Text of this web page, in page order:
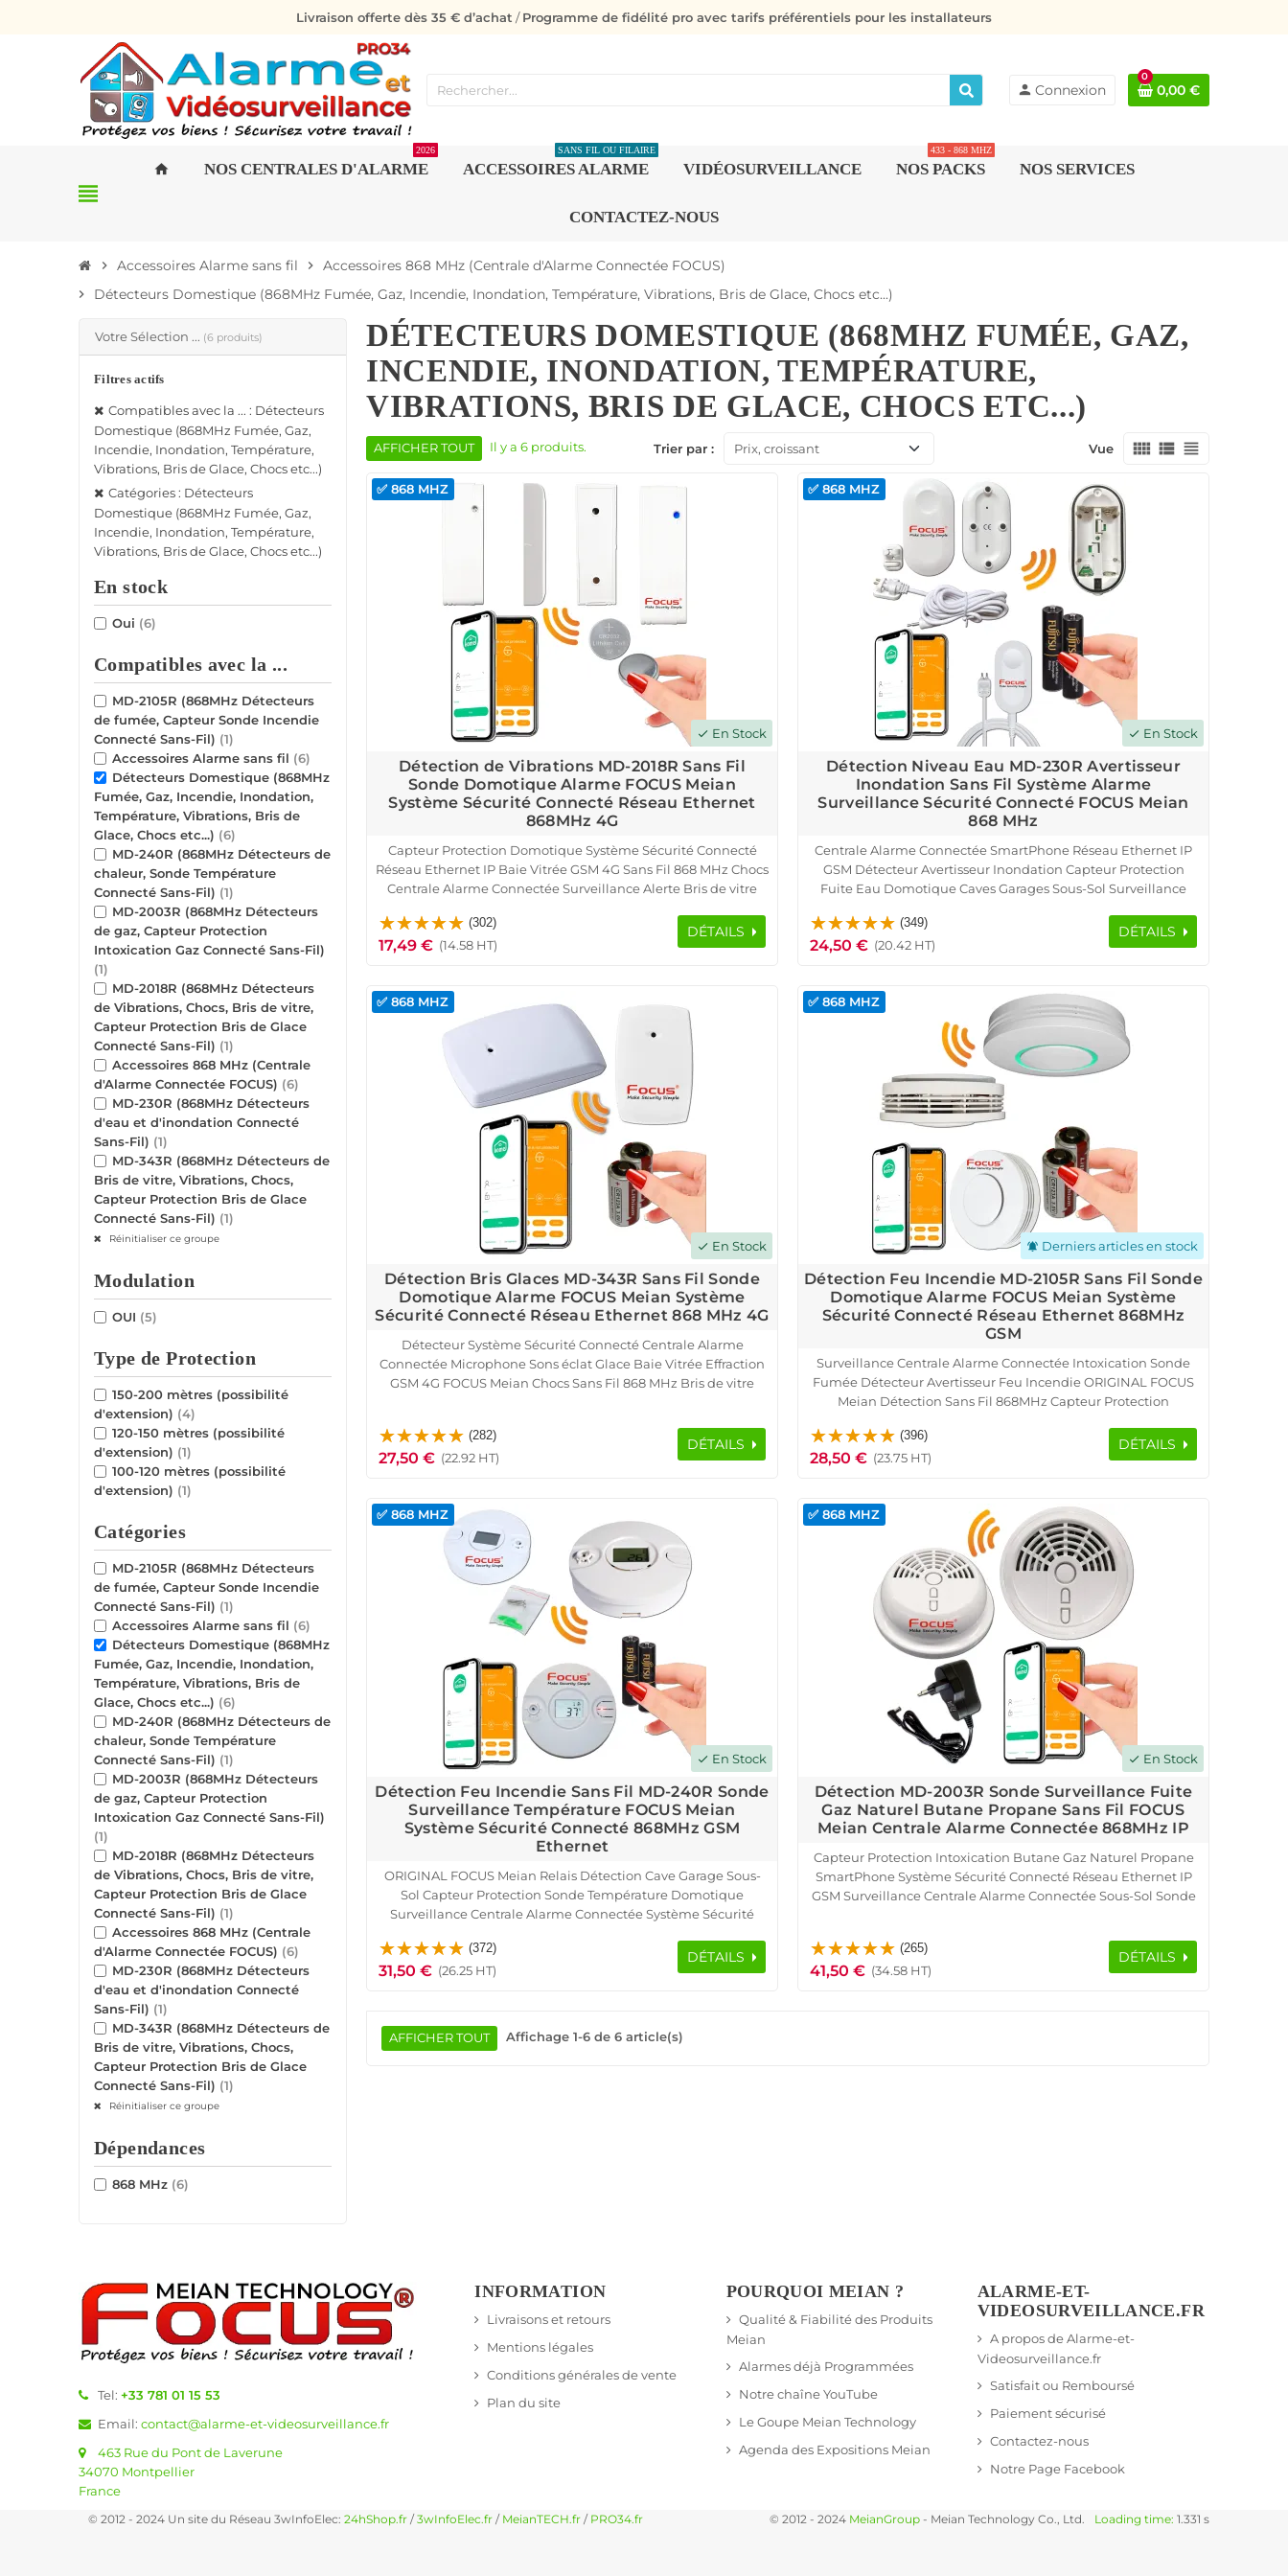
Livraison offerte dès 35 € d’achat /Programme de fidélité pro avec tarifs préférentiels pour les installateurs
person Connexion
0
0,00 €
view_headline
home NOS CENTRALES D'ALARME
2026
ACCESSOIRES ALARME
SANS FIL OU FILAIRE
VIDÉOSURVEILLANCE NOS PACKS
433 - 868 MHZ
NOS SERVICES
CONTACTEZ-NOUS
chevron_right Accessoires Alarme sans fil chevron_right Accessoires 868 MHz (Centrale d'Alarme Connectée FOCUS)
chevron_right Détecteurs Domestique (868MHz Fumée, Gaz, Incendie, Inondation, Température, Vibrations, Bris de Glace, Chocs etc...)
Votre Sélection ... (6 produits)
Filtres actifs
Compatibles avec la ... : Détecteurs
Domestique (868MHz Fumée, Gaz,
Incendie, Inondation, Température,
Vibrations, Bris de Glace, Chocs etc...)
Catégories : Détecteurs
Domestique (868MHz Fumée, Gaz,
Incendie, Inondation, Température,
Vibrations, Bris de Glace, Chocs etc...)
En stock
Oui (6)
Compatibles avec la ...
MD-2105R (868MHz Détecteurs
de fumée, Capteur Sonde Incendie
Connecté Sans-Fil) (1)
Accessoires Alarme sans fil (6)
Détecteurs Domestique (868MHz
Fumée, Gaz, Incendie, Inondation,
Température, Vibrations, Bris de
Glace, Chocs etc...) (6)
MD-240R (868MHz Détecteurs de
chaleur, Sonde Température
Connecté Sans-Fil) (1)
MD-2003R (868MHz Détecteurs
de gaz, Capteur Protection
Intoxication Gaz Connecté Sans-Fil)
(1)
MD-2018R (868MHz Détecteurs
de Vibrations, Chocs, Bris de vitre,
Capteur Protection Bris de Glace
Connecté Sans-Fil) (1)
Accessoires 868 MHz (Centrale
d'Alarme Connectée FOCUS) (6)
MD-230R (868MHz Détecteurs
d'eau et d'inondation Connecté
Sans-Fil) (1)
MD-343R (868MHz Détecteurs de
Bris de vitre, Vibrations, Chocs,
Capteur Protection Bris de Glace
Connecté Sans-Fil) (1)
Réinitialiser ce groupe
Modulation
OUI (5)
Type de Protection
150-200 mètres (possibilité
d'extension) (4)
120-150 mètres (possibilité
d'extension) (1)
100-120 mètres (possibilité
d'extension) (1)
Catégories
MD-2105R (868MHz Détecteurs
de fumée, Capteur Sonde Incendie
Connecté Sans-Fil) (1)
Accessoires Alarme sans fil (6)
Détecteurs Domestique (868MHz
Fumée, Gaz, Incendie, Inondation,
Température, Vibrations, Bris de
Glace, Chocs etc...) (6)
MD-240R (868MHz Détecteurs de
chaleur, Sonde Température
Connecté Sans-Fil) (1)
MD-2003R (868MHz Détecteurs
de gaz, Capteur Protection
Intoxication Gaz Connecté Sans-Fil)
(1)
MD-2018R (868MHz Détecteurs
de Vibrations, Chocs, Bris de vitre,
Capteur Protection Bris de Glace
Connecté Sans-Fil) (1)
Accessoires 868 MHz (Centrale
d'Alarme Connectée FOCUS) (6)
MD-230R (868MHz Détecteurs
d'eau et d'inondation Connecté
Sans-Fil) (1)
MD-343R (868MHz Détecteurs de
Bris de vitre, Vibrations, Chocs,
Capteur Protection Bris de Glace
Connecté Sans-Fil) (1)
Réinitialiser ce groupe
Dépendances
868 MHz (6)
DÉTECTEURS DOMESTIQUE (868MHZ FUMÉE, GAZ,
INCENDIE, INONDATION, TEMPÉRATURE,
VIBRATIONS, BRIS DE GLACE, CHOCS ETC...)
Trier par : Prix, croissant Vue view_comfy view_list view_headline
AFFICHER TOUT Il y a 6 produits.
check En Stock
✅ 868 MHZ
Détection de Vibrations MD-2018R Sans Fil
Sonde Domotique Alarme FOCUS Meian
Système Sécurité Connecté Réseau Ethernet
868MHz 4G
Capteur Protection Domotique Système Sécurité Connecté
Réseau Ethernet IP Baie Vitrée GSM 4G Sans Fil 868 MHz Chocs
Centrale Alarme Connectée Surveillance Alerte Bris de vitre
(302)
17,49 € (14.58 HT)
DÉTAILS
check En Stock
✅ 868 MHZ
Détection Niveau Eau MD-230R Avertisseur
Inondation Sans Fil Système Alarme
Surveillance Sécurité Connecté FOCUS Meian
868 MHz
Centrale Alarme Connectée SmartPhone Réseau Ethernet IP
GSM Détecteur Avertisseur Inondation Capteur Protection
Fuite Eau Domotique Caves Garages Sous-Sol Surveillance
Meian Système Sécurité Connecté
(349)
24,50 € (20.42 HT)
DÉTAILS
check En Stock
✅ 868 MHZ
Détection Bris Glaces MD-343R Sans Fil Sonde
Domotique Alarme FOCUS Meian Système
Sécurité Connecté Réseau Ethernet 868 MHz 4G
Détecteur Système Sécurité Connecté Centrale Alarme
Connectée Microphone Sons éclat Glace Baie Vitrée Effraction
GSM 4G FOCUS Meian Chocs Sans Fil 868 MHz Bris de vitre
(282)
27,50 € (22.92 HT)
DÉTAILS
notifications_active Derniers articles en stock
✅ 868 MHZ
Détection Feu Incendie MD-2105R Sans Fil Sonde
Domotique Alarme FOCUS Meian Système
Sécurité Connecté Réseau Ethernet 868MHz
GSM
Surveillance Centrale Alarme Connectée Intoxication Sonde
Fumée Détecteur Avertisseur Feu Incendie ORIGINAL FOCUS
Meian Détection Sans Fil 868MHz Capteur Protection
Sécurité Connecté Cave Garage Sous-Sol
(396)
28,50 € (23.75 HT)
DÉTAILS
check En Stock
✅ 868 MHZ
Détection Feu Incendie Sans Fil MD-240R Sonde
Surveillance Température FOCUS Meian
Système Sécurité Connecté 868MHz GSM
Ethernet
ORIGINAL FOCUS Meian Relais Détection Cave Garage Sous-
Sol Capteur Protection Sonde Température Domotique
Surveillance Centrale Alarme Connectée Système Sécurité
SmartPhone Réseau Ethernet IP GSM
(372)
31,50 € (26.25 HT)
DÉTAILS
check En Stock
✅ 868 MHZ
Détection MD-2003R Sonde Surveillance Fuite
Gaz Naturel Butane Propane Sans Fil FOCUS
Meian Centrale Alarme Connectée 868MHz IP
Capteur Protection Intoxication Butane Gaz Naturel Propane
SmartPhone Système Sécurité Connecté Réseau Ethernet IP
GSM Surveillance Centrale Alarme Connectée Sous-Sol Sonde
(265)
41,50 € (34.58 HT)
DÉTAILS
AFFICHER TOUT Affichage 1-6 de 6 article(s)
Tel: +33 781 01 15 53
Email: contact@alarme-et-videosurveillance.fr
463 Rue du Pont de Laverune
34070 Montpellier
France
INFORMATION
Livraisons et retours
Mentions légales
Conditions générales de vente
Plan du site
POURQUOI MEIAN ?
Qualité & Fiabilité des Produits
Meian
Alarmes déjà Programmées
Notre chaîne YouTube
Le Goupe Meian Technology
Agenda des Expositions Meian
ALARME-ET-
VIDEOSURVEILLANCE.FR
A propos de Alarme-et-
Videosurveillance.fr
Satisfait ou Remboursé
Paiement sécurisé
Contactez-nous
Notre Page Facebook
Loading time: 1.331 s
© 2012 - 2024 Un site du Réseau 3wInfoElec: 24hShop.fr /3wInfoElec.fr / MeianTECH.fr / PRO34.fr © 2012 - 2024 MeianGroup- Meian Technology Co., Ltd.